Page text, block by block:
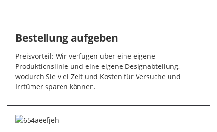
Bestellung aufgeben
Preisvorteil: Wir verfügen über eine eigene
Produktionslinie und eine eigene Designabteilung,
wodurch Sie viel Zeit und Kosten für Versuche und
Irrtümer sparen können.